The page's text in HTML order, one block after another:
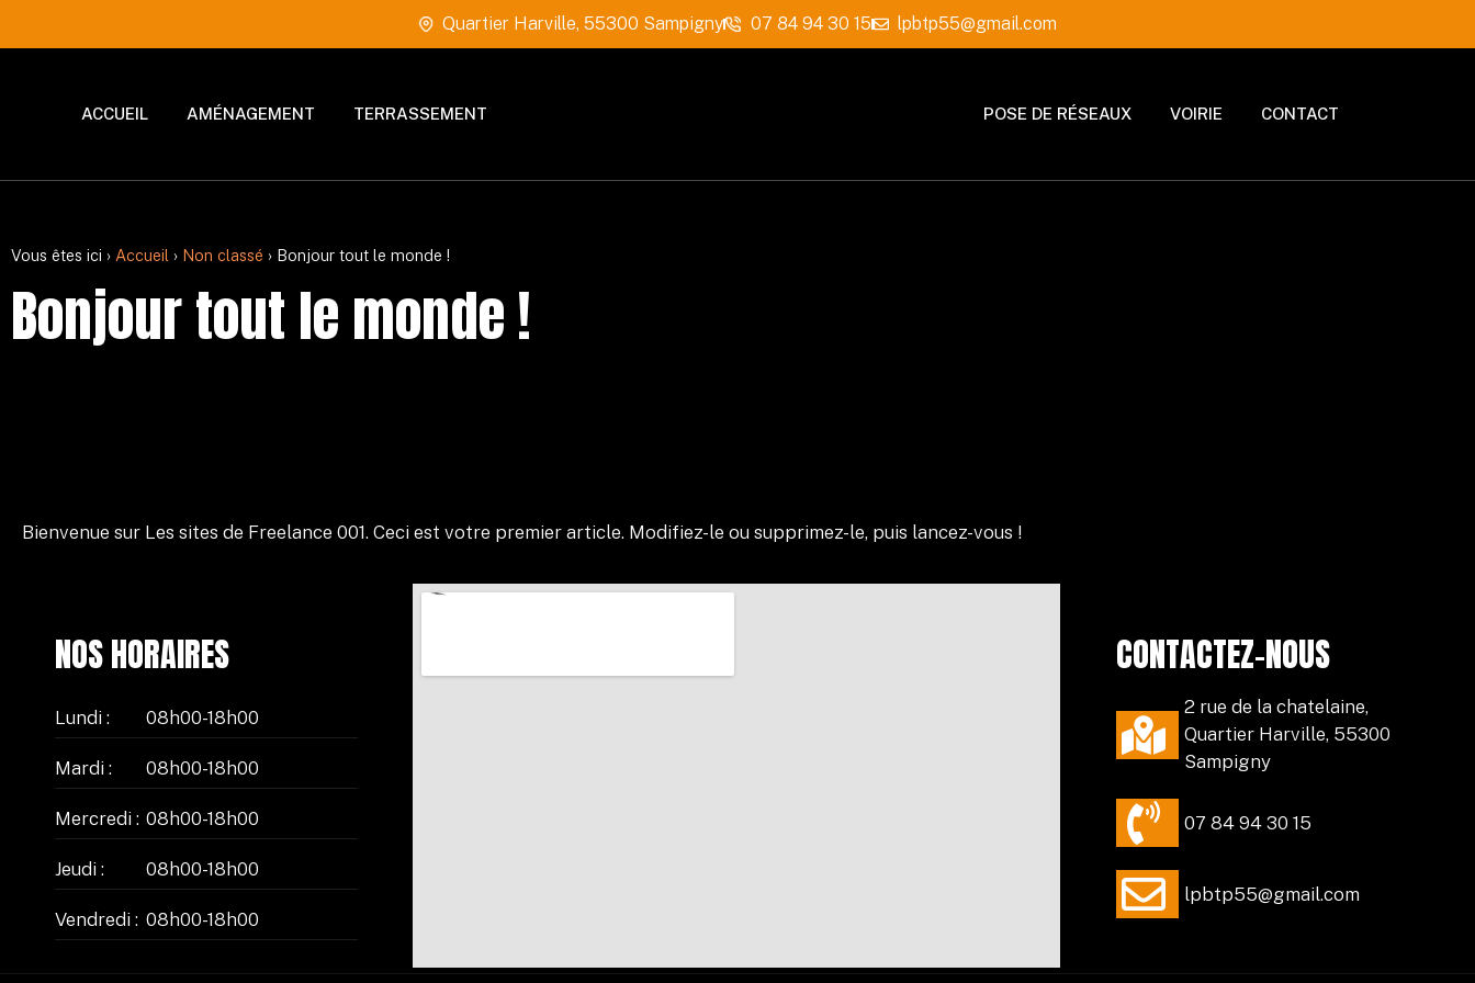
Quartier Harville, 55300 Sampigny 07 84 94 30 15 lpbtp55@gmail.com
ACCUEIL AMÉNAGEMENT TERRASSEMENT POSE DE RÉSEAUX VOIRIE CONTACT
Vous êtes ici › Accueil › Non classé › Bonjour tout le monde !
Bonjour tout le monde !
Bienvenue sur Les sites de Freelance 001. Ceci est votre premier article. Modifiez-le ou supprimez-le, puis lancez-vous !
NOS HORAIRES
Lundi : 08h00-18h00
Mardi : 08h00-18h00
Mercredi : 08h00-18h00
Jeudi : 08h00-18h00
Vendredi : 08h00-18h00
CONTACTEZ-NOUS
2 rue de la chatelaine,
Quartier Harville, 55300
Sampigny
07 84 94 30 15
lpbtp55@gmail.com